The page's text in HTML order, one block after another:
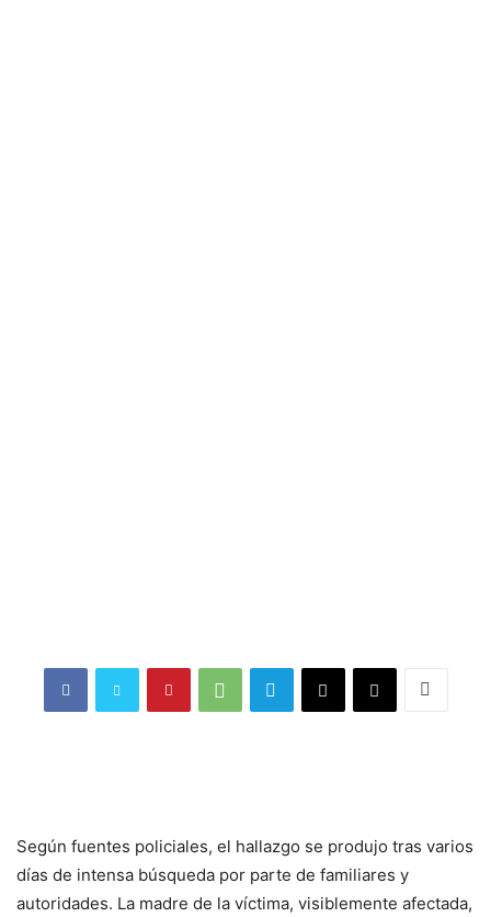
Según fuentes policiales, el hallazgo se produjo tras varios
días de intensa búsqueda por parte de familiares y
autoridades. La madre de la víctima, visiblemente afectada,